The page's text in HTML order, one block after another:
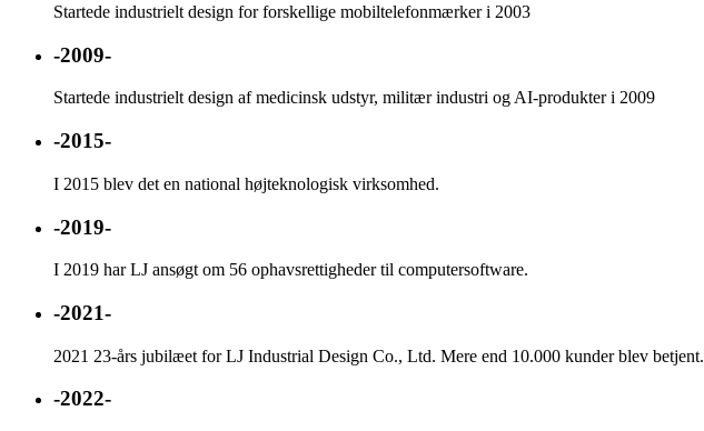
Startede industrielt design for forskellige mobiltelefonmærker i 2003
-2009-
Startede industrielt design af medicinsk udstyr, militær industri og AI-produkter i 2009
-2015-
I 2015 blev det en national højteknologisk virksomhed.
-2019-
I 2019 har LJ ansøgt om 56 ophavsrettigheder til computersoftware.
-2021-
2021 23-års jubilæet for LJ Industrial Design Co., Ltd. Mere end 10.000 kunder blev betjent.
-2022-